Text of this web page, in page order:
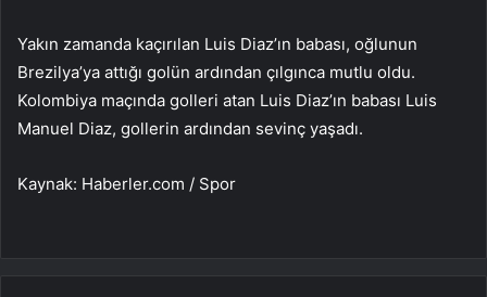
Yakın zamanda kaçırılan Luis Diaz’ın babası, oğlunun
Brezilya’ya attığı golün ardından çılgınca mutlu oldu.
Kolombiya maçında golleri atan Luis Diaz’ın babası Luis
Manuel Diaz, gollerin ardından sevinç yaşadı.
Kaynak: Haberler.com / Spor